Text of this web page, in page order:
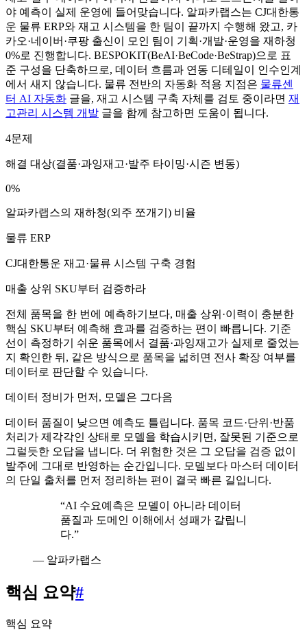
야 예측이 실제 운영에 들어맞습니다. 알파카랩스는 CJ대한통
운 물류 ERP와 재고 시스템을 한 팀이 끝까지 수행해 왔고, 카
카오·네이버·쿠팡 출신이 모인 팀이 기획·개발·운영을 재하청
0%로 진행합니다. BESPOKIT(BeAI·BeCode·BeStrap)으로 표
준 구성을 단축하므로, 데이터 흐름과 연동 디테일이 인수인계
에서 새지 않습니다. 물류 전반의 자동화 적용 지점은 물류센
터 AI 자동화 글을, 재고 시스템 구축 자체를 검토 중이라면 재
고관리 시스템 개발 글을 함께 참고하면 도움이 됩니다.
4문제
해결 대상(결품·과잉재고·발주 타이밍·시즌 변동)
0%
알파카랩스의 재하청(외주 쪼개기) 비율
물류 ERP
CJ대한통운 재고·물류 시스템 구축 경험
매출 상위 SKU부터 검증하라
전체 품목을 한 번에 예측하기보다, 매출 상위·이력이 충분한
핵심 SKU부터 예측해 효과를 검증하는 편이 빠릅니다. 기준
선이 측정하기 쉬운 품목에서 결품·과잉재고가 실제로 줄었는
지 확인한 뒤, 같은 방식으로 품목을 넓히면 전사 확장 여부를
데이터로 판단할 수 있습니다.
데이터 정비가 먼저, 모델은 그다음
데이터 품질이 낮으면 예측도 틀립니다. 품목 코드·단위·반품
처리가 제각각인 상태로 모델을 학습시키면, 잘못된 기준으로
그럴듯한 오답을 냅니다. 더 위험한 것은 그 오답을 검증 없이
발주에 그대로 반영하는 순간입니다. 모델보다 마스터 데이터
의 단일 출처를 먼저 정리하는 편이 결국 빠른 길입니다.
“AI 수요예측은 모델이 아니라 데이터
품질과 도메인 이해에서 성패가 갈립니
다.”
— 알파카랩스
핵심 요약#
핵심 요약